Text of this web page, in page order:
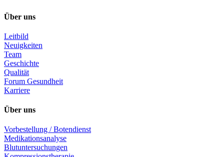
Über uns
Leitbild
Neuigkeiten
Team
Geschichte
Qualität
Forum Gesundheit
Karriere
Über uns
Vorbestellung / Botendienst
Medikationsanalyse
Blutuntersuchungen